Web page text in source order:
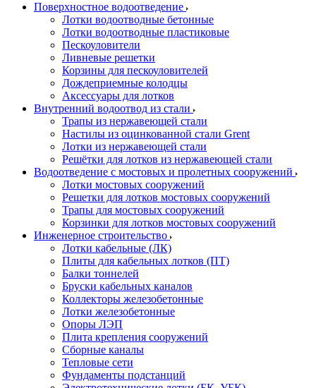
Поверхностное водоотведение
Лотки водоотводные бетонные
Лотки водоотводные пластиковые
Пескоуловители
Ливневые решетки
Корзины для пескоуловителей
Дождеприемные колодцы
Аксессуары для лотков
Внутренний водоотвод из стали
Трапы из нержавеющей стали
Настилы из оцинкованной стали Grent
Лотки из нержавеющей стали
Решётки для лотков из нержавеющей стали
Водоотведение с мостовых и пролетных сооружений
Лотки мостовых сооружений
Решетки для лотков мостовых сооружений
Трапы для мостовых сооружений
Корзинки для лотков мостовых сооружений
Инженерное строительство
Лотки кабельные (ЛК)
Плиты для кабельных лотков (ПТ)
Балки тоннелей
Бруски кабельных каналов
Коллекторы железобетонные
Лотки железобетонные
Опоры ЛЭП
Плита крепления сооружений
Сборные каналы
Тепловые сети
Фундаменты подстанций